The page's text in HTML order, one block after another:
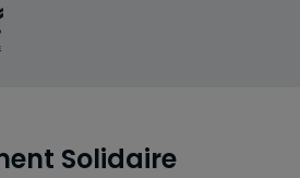
Solidaire